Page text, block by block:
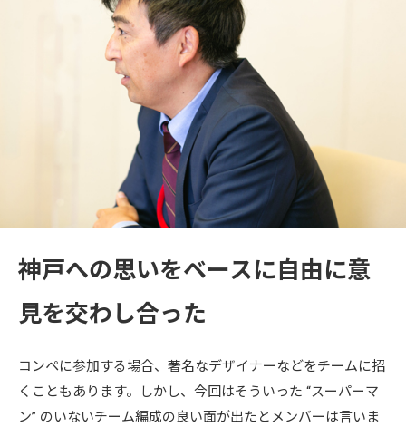
神戸への思いをベースに自由に意
見を交わし合った
コンペに参加する場合、著名なデザイナーなどをチームに招
くこともあります。しかし、今回はそういった “スーパーマ
ン” のいないチーム編成の良い面が出たとメンバーは言いま